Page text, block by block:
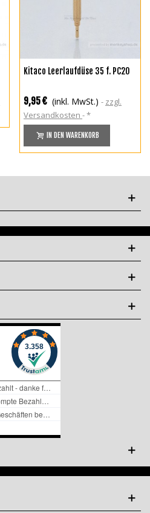
Kitaco Leerlaufdüse 35 f. PC20
9,95 € (inkl. MwSt.)
zzgl.
Versandkosten
*
IN DEN WARENKORB